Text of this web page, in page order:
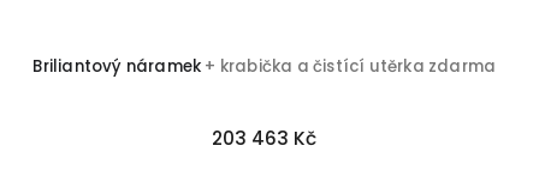
Briliantový náramek + krabička a čistící utěrka zdarma
203 463 Kč